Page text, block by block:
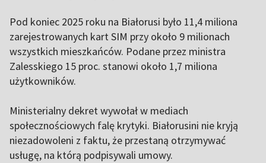
Pod koniec 2025 roku na Białorusi było 11,4 miliona
zarejestrowanych kart SIM przy około 9 milionach
wszystkich mieszkańców. Podane przez ministra
Zalesskiego 15 proc. stanowi około 1,7 miliona
użytkowników.
Ministerialny dekret wywołał w mediach
społecznościowych falę krytyki. Białorusini nie kryją
niezadowoleni z faktu, że przestaną otrzymywać
usługę, na którą podpisywali umowy.